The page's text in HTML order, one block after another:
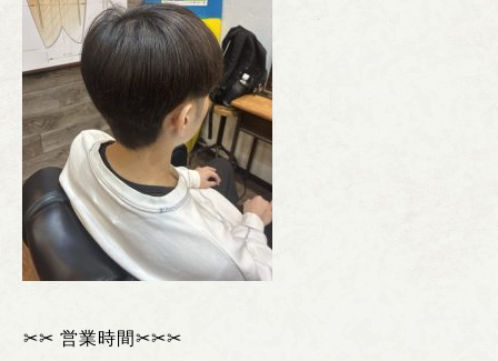
︎✂︎✂︎ 営業時間✂︎✂︎✂︎